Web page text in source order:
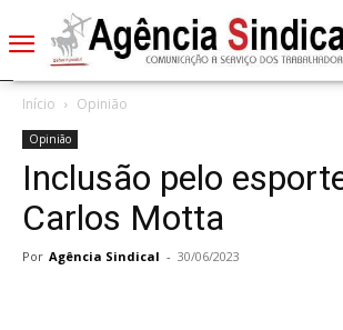
Início Opinião
Opinião
Inclusão pelo
Carlos Motta
Por Agência Sindical - 30/06/2023